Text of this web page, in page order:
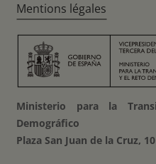
Mentions légales
Ministerio para la
Demográfico
Plaza San Juan de la Cruz,